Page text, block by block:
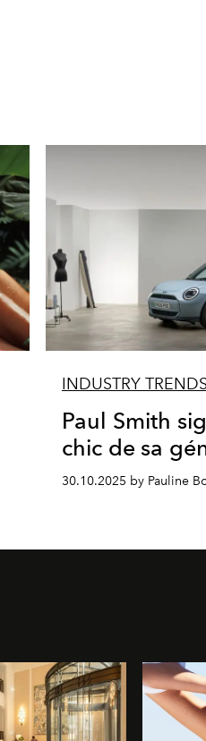
INDUSTRY TRENDS
Paul Smith
chic de sa
30.10.2025 by Pauline